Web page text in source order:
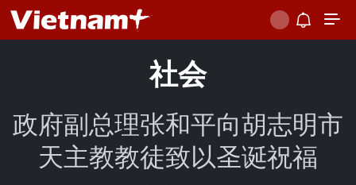
社会
政府副总理张和平向胡志明市
天主教教徒致以圣诞祝福